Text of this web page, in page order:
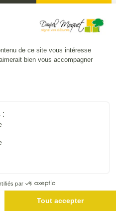
de ce site vous intéresse
bien vous accompagner
:
par
Tout accepter
vous
,praticité:
vos extérieurs